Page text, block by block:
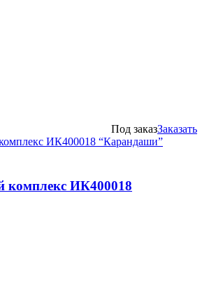
Под заказЗаказать
комплекс ИК400018